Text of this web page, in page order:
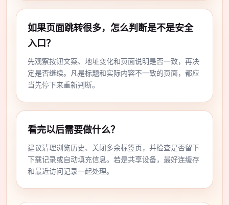
如果页面跳转很多，怎么判断是不是安全
入口？
先观察按钮文案、地址变化和页面说明是否一致，再决
定是否继续。凡是标题和实际内容不一致的页面，都应
当先停下来重新判断。
看完以后需要做什么？
建议清理浏览历史、关闭多余标签页，并检查是否留下
下载记录或自动填充信息。若是共享设备，最好连缓存
和最近访问记录一起处理。